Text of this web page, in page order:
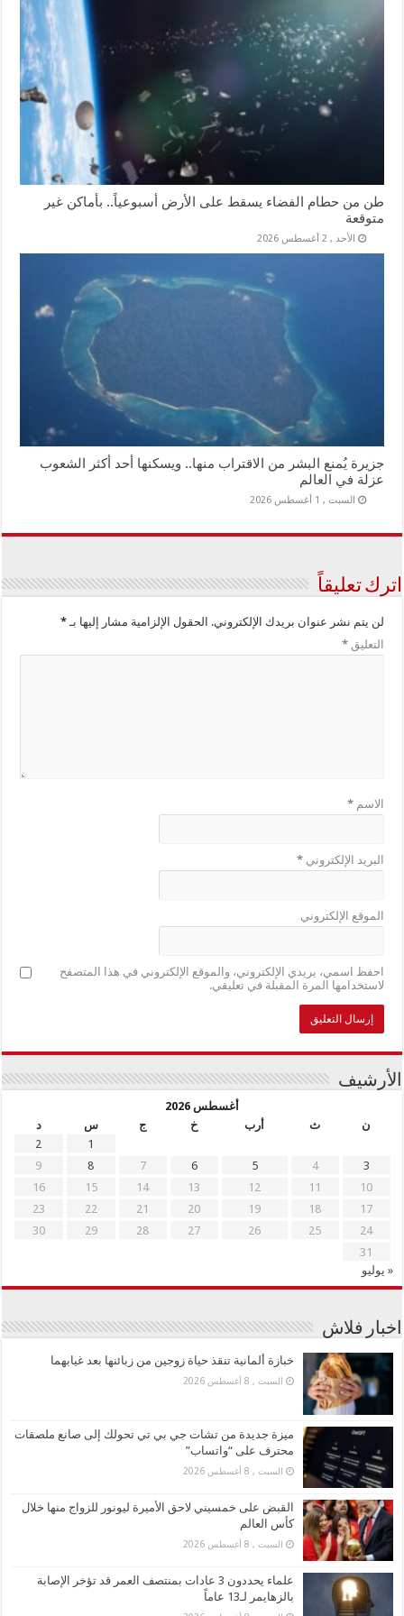
طن من حطام الفضاء يسقط على الأرض أسبوعياً.. بأماكن غير
متوقعة
الأحد , 2 أغسطس 2026
جزيرة يُمنع البشر من الاقتراب منها.. ويسكنها أحد أكثر الشعوب
عزلة في العالم
السبت , 1 أغسطس 2026
اترك تعليقاً
لن يتم نشر عنوان بريدك الإلكتروني. الحقول الإلزامية مشار إليها بـ*
التعليق*
الاسم*
البريد الإلكتروني*
الموقع الإلكتروني
احفظ اسمي، بريدي الإلكتروني، والموقع الإلكتروني في هذا المتصفح
لاستخدامها المرة المقبلة في تعليقي.
الأرشيف
أغسطس 2026
ن
ث أرب خ ج س
د
1
2
3
4
5
6
7
8
9
10
11
12
13
14
15
16
17
18
19
20
21
22
23
24
25
26
27
28
29
30
31
« يوليو
اخبار فلاش
خبازة ألمانية تنقذ حياة زوجين من زبائنها بعد غيابهما
السبت , 8 أغسطس 2026
ميزة جديدة من تشات جي بي تي تحولك إلى صانع ملصقات
محترف على “واتساب”
السبت , 8 أغسطس 2026
القبض على خمسيني لاحق الأميرة ليونور للزواج منها خلال
كأس العالم
السبت , 8 أغسطس 2026
علماء يحددون 3 عادات بمنتصف العمر قد تؤخر الإصابة
بالزهايمر لـ13 عاماً